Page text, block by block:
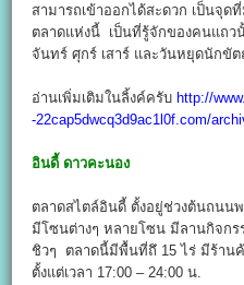
สามารถเข้าออกได้สะดวก เป็นจุ
ตลาดแห่งนี้ เป็นที่รู้จักของคนแถว
จันทร์ ศุกร์ เสาร์ และวันหยุดนักขัต
อ่านเพิ่มเติมในลิ้งค์ครับhttp://
-22cap5dwcq3d9ac1l0f.com/
อินดี้ ดาวคะนอง
ตลาดสไตล์อินดี้ ตั้งอยู่ช่วงต้นถนน
มีโซนต่างๆ หลายโซน มีลานกิจก
ชิวๆ ตลาดนี้มีพื้นที่ถึ 15 ไร่ มีร้าน
ตั้งแต่เวลา 17:00 – 24:00 น.